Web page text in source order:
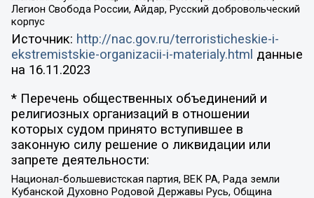
Легион Свобода России, Айдар, Русский добровольческий
корпус
Источник: http://nac.gov.ru/terroristicheskie-i-
ekstremistskie-organizacii-i-materialy.html данные
на 16.11.2023
* Перечень общественных объединений и
религиозных организаций в отношении
которых судом принято вступившее в
законную силу решение о ликвидации или
запрете деятельности:
Национал-большевистская партия, ВЕК РА, Рада земли
Кубанской Духовно Родовой Державы Русь, Община